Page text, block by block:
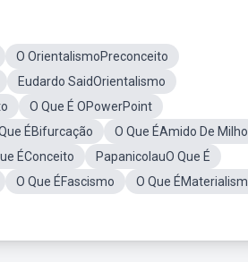
O OrientalismoPreconceito
Eudardo SaidOrientalismo
O Que É OPowerPoint
ÉBifurcação
O Que ÉAmido De Milho
ÉConceito
PapanicolauO Que É
O Que ÉFascismo
O Que